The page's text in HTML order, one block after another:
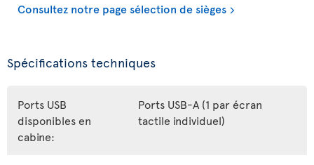
Consultez notre page sélection de sièges
Spécifications techniques
Ports USB
disponibles en
cabine:
Ports USB-A (1 par écran
tactile individuel)